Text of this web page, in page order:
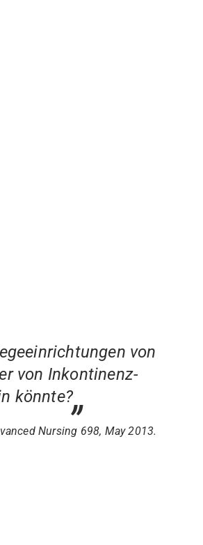
von
von Inkontinenz-
könnte?
Nursing 698, May 2013.